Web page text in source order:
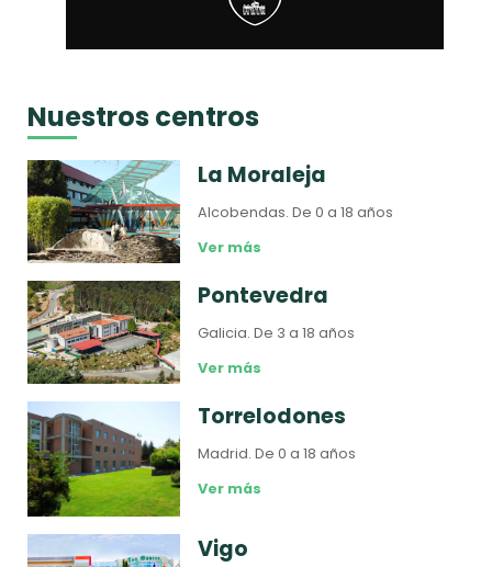
Nuestros centros
La Moraleja
Alcobendas.De 0 a 18 años
Ver más
Pontevedra
Galicia.De 3 a 18 años
Ver más
Torrelodones
Madrid.De 0 a 18 años
Ver más
Vigo